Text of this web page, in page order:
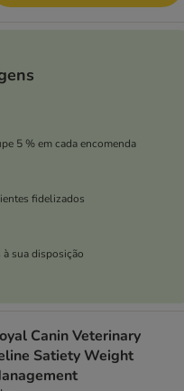
5 % em cada encomenda
fidelizados
sua disposição
Canin Veterinary
Satiety Weight